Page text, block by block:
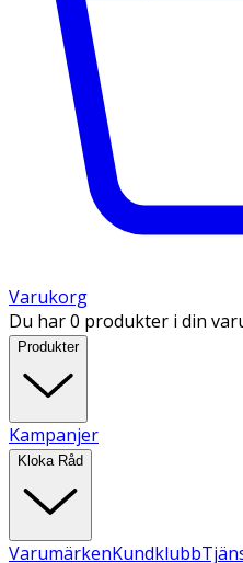
Varukorg
Du har 0 produkter i din
Produkter
Kampanjer
Kloka Råd
VarumärkenKundklubb